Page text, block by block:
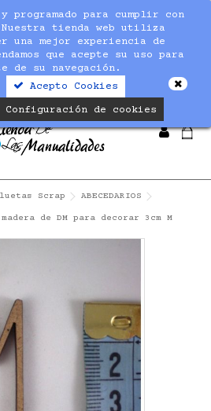
max_amount in
modules/sequracheckout/lib/
para cumplir con
Nuestra tienda web utiliza
una mejor experiencia de
que acepte su uso para
de su navegación.
Acepto Cookies
Configuración de cookies
Scrap ABECEDARIOS
de DM para decorar 3cm M